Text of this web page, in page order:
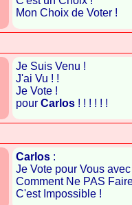
Mon Choix de Voter !
Je Suis Venu !
J'ai Vu ! !
Je Vote !
pour Carlos ! ! ! ! ! !
Carlos :
Je Vote pour Vous
Comment Ne PAS
C'est Impossible !